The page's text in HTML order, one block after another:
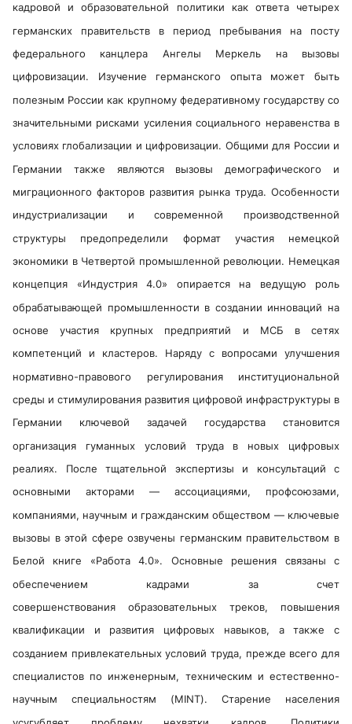
кадровой и образовательной политики как ответа четырех
германских правительств в период пребывания на посту
федерального канцлера Ангелы Меркель на вызовы
цифровизации. Изучение германского опыта может быть
полезным России как крупному федеративному государству со
значительными рисками усиления социального неравенства в
условиях глобализации и цифровизации. Общими для России и
Германии также являются вызовы демографического и
миграционного факторов развития рынка труда. Особенности
индустриализации и современной производственной
структуры предопределили формат участия немецкой
экономики в Четвертой промышленной революции. Немецкая
концепция «Индустрия 4.0» опирается на ведущую роль
обрабатывающей промышленности в создании инноваций на
основе участия крупных предприятий и МСБ в сетях
компетенций и кластеров. Наряду с вопросами улучшения
нормативно-правового регулирования институциональной
среды и стимулирования развития цифровой инфраструктуры в
Германии ключевой задачей государства становится
организация гуманных условий труда в новых цифровых
реалиях. После тщательной экспертизы и консультаций с
основными акторами — ассоциациями, профсоюзами,
компаниями, научным и гражданскимобществом — ключевые
вызовы в этой сфере озвучены германским правительством в
Белой книге «Работа 4.0». Основные решения связаны с
обеспечением кадрами за счет
совершенствования образовательных треков, повышения
квалификации и развития цифровых навыков, а также с
созданием привлекательных условий труда, прежде всего для
специалистов по инженерным, техническим и естественно-
научным специальностям (MINT). Старение населения